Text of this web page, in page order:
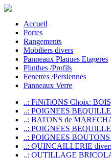
Accueil
Portes
Rangements
Mobiliers divers
Panneaux Plaques Etageres
Plinthes /Profils
Fenetres /Persiennes
Panneaux Verre
..: FiNiTiONS Choix:
..: POIGNEES
..: BATONS de
..: POIGNEES
..: POIGNEES
..: QUINCAILLERIE
..: OUTILLAGE